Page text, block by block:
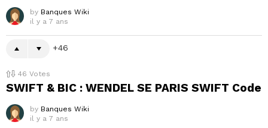
by Banques Wiki
il y a 7 ans
46
46 Votes
SWIFT & BIC : WENDEL SE PARIS SWIFT Code
by Banques Wiki
il y a 7 ans